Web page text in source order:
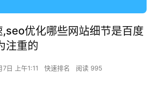
优化哪些网站细节是百度
注重的
7日 上午1:11 快速排名 阅读 995